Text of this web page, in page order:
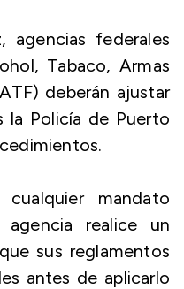
agencias federales
Tabaco, Armas
deberán ajustar
la Policía de Puerto
mandato
realice un
sus reglamentos
antes de aplicarlo